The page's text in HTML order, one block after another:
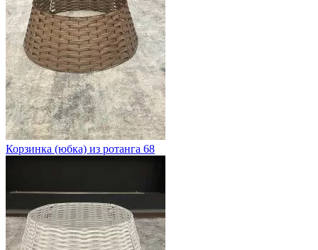
Корзинка (юбка) из ротанга 68